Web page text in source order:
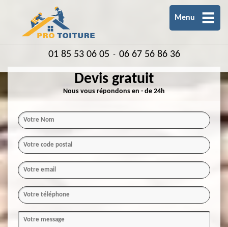
Menu
01 85 53 06 05 - 06 67 56 86 36
Devis gratuit
Nous vous répondons en - de 24h